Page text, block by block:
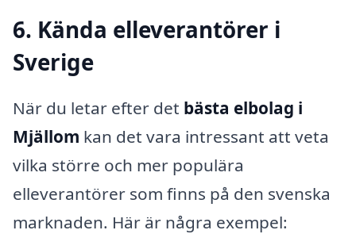
6. Kända elleverantörer i
Sverige
När du letar efter det bästa elbolag i
Mjällom kan det vara intressant att veta
vilka större och mer populära
elleverantörer som finns på den svenska
marknaden. Här är några exempel: